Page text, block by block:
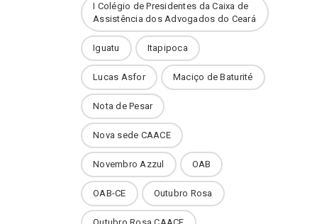
I Colégio de Presidentes da Caixa de
Assistência dos Advogados do Ceará
Iguatu Itapipoca
Lucas Asfor Maciço de Baturité
Nota de Pesar
Nova sede CAACE
Novembro Azzul OAB
OAB-CE Outubro Rosa